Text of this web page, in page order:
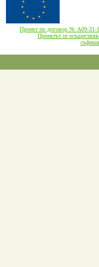
Проект по договор № А09-
Проектът се